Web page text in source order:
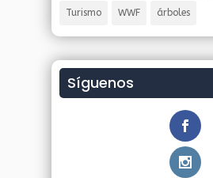
Turismo WWF árboles
Síguenos